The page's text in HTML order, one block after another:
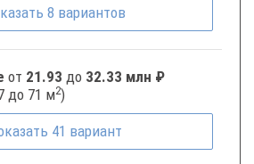
8 вариантов
от 21.93 до 32.33 млн ₽
до 71 м2)
41 вариант